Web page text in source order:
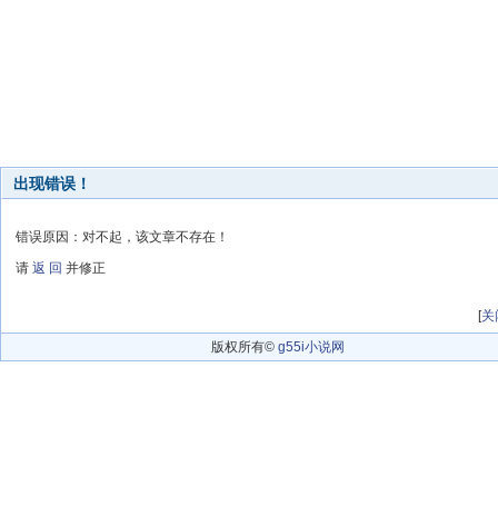
出现错误！
错误原因：对不起，该文章不存在！
请 返 回 并修正
[关
版权所有© g55i小说网